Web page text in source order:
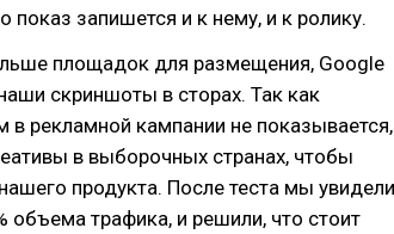
показ запишется и к нему, и к ролику.
площадок для размещения, Google
скриншоты в сторах. Так как
в рекламной кампании не показывается,
в выборочных странах, чтобы
продукта. После теста мы
объема трафика, и решили, что стоит